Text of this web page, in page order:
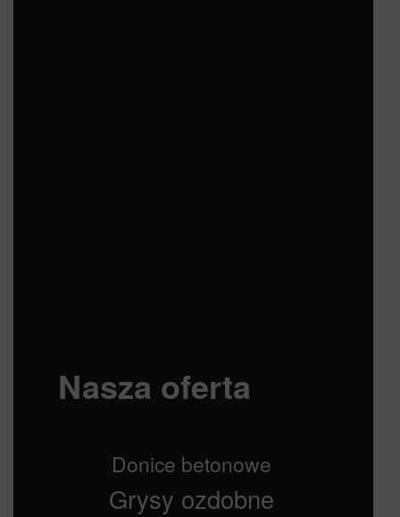
Nasza oferta
Donice betonowe
Grysy ozdobne